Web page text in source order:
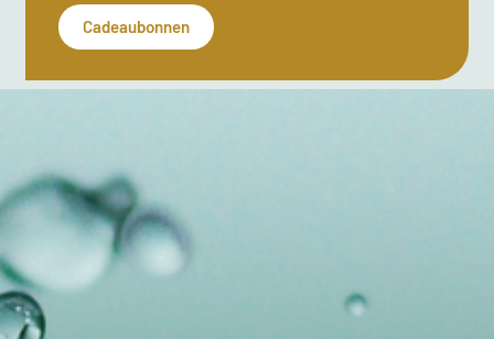
Cadeaubonnen